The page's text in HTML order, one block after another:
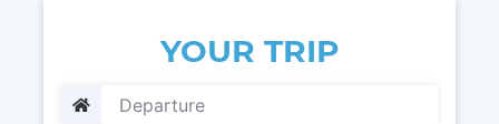
YOUR TRIP